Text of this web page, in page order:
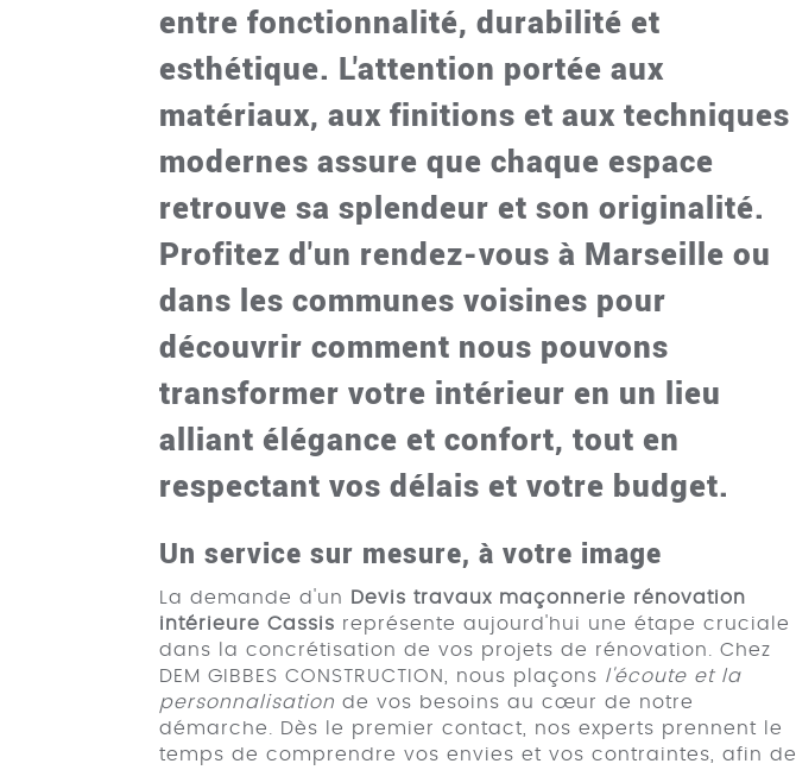
entre fonctionnalité, durabilité et
esthétique. L'attention portée aux
matériaux, aux finitions et aux techniques
modernes assure que chaque espace
retrouve sa splendeur et son originalité.
Profitez d'un rendez-vous à Marseille ou
dans les communes voisines pour
découvrir comment nous pouvons
transformer votre intérieur en un lieu
alliant élégance et confort, tout en
respectant vos délais et votre budget.
Un service sur mesure, à votre image
La demande d'un
Devis travaux maçonnerie rénovation
intérieure Cassis représente aujourd'hui une étape cruciale
dans la concrétisation de vos projets de rénovation. Chez
DEM GIBBES CONSTRUCTION, nous plaçons l'écoute et la
personnalisation de vos besoins au cœur de notre
démarche. Dès le premier contact, nos experts prennent le
temps de comprendre vos envies et vos contraintes, afin de